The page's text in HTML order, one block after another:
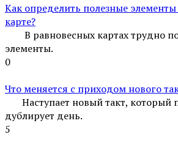
Как определить полезные
карте?
В равновесных картах трудно
элементы.
0
Что меняется с приходом нового
Наступает новый такт, который
дублирует день.
5